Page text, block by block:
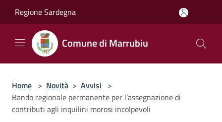
Regione Sardegna
Comune di Marrubiu
Home > Novità > Avvisi >
Bando regionale permanente per l’assegnazione di
contributi agli inquilini morosi incolpevoli